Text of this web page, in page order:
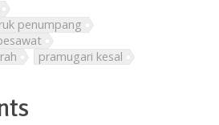
penumpang
pramugari kesal